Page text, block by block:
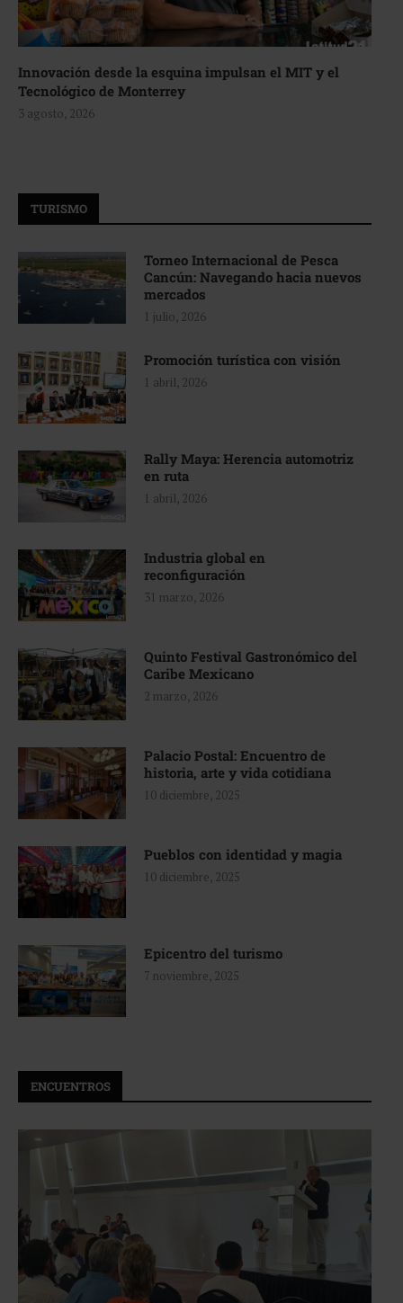
Innovación desde la esquina impulsan el MIT y el
Tecnológico de Monterrey
3 agosto, 2026
TURISMO
Torneo Internacional de Pesca
Cancún: Navegando hacia nuevos
mercados
1 julio, 2026
Promoción turística con visión
1 abril, 2026
Rally Maya: Herencia automotriz
en ruta
1 abril, 2026
Industria global en
reconfiguración
31 marzo, 2026
Quinto Festival Gastronómico del
Caribe Mexicano
2 marzo, 2026
Palacio Postal: Encuentro de
historia, arte y vida cotidiana
10 diciembre, 2025
Pueblos con identidad y magia
10 diciembre, 2025
Epicentro del turismo
7 noviembre, 2025
ENCUENTROS